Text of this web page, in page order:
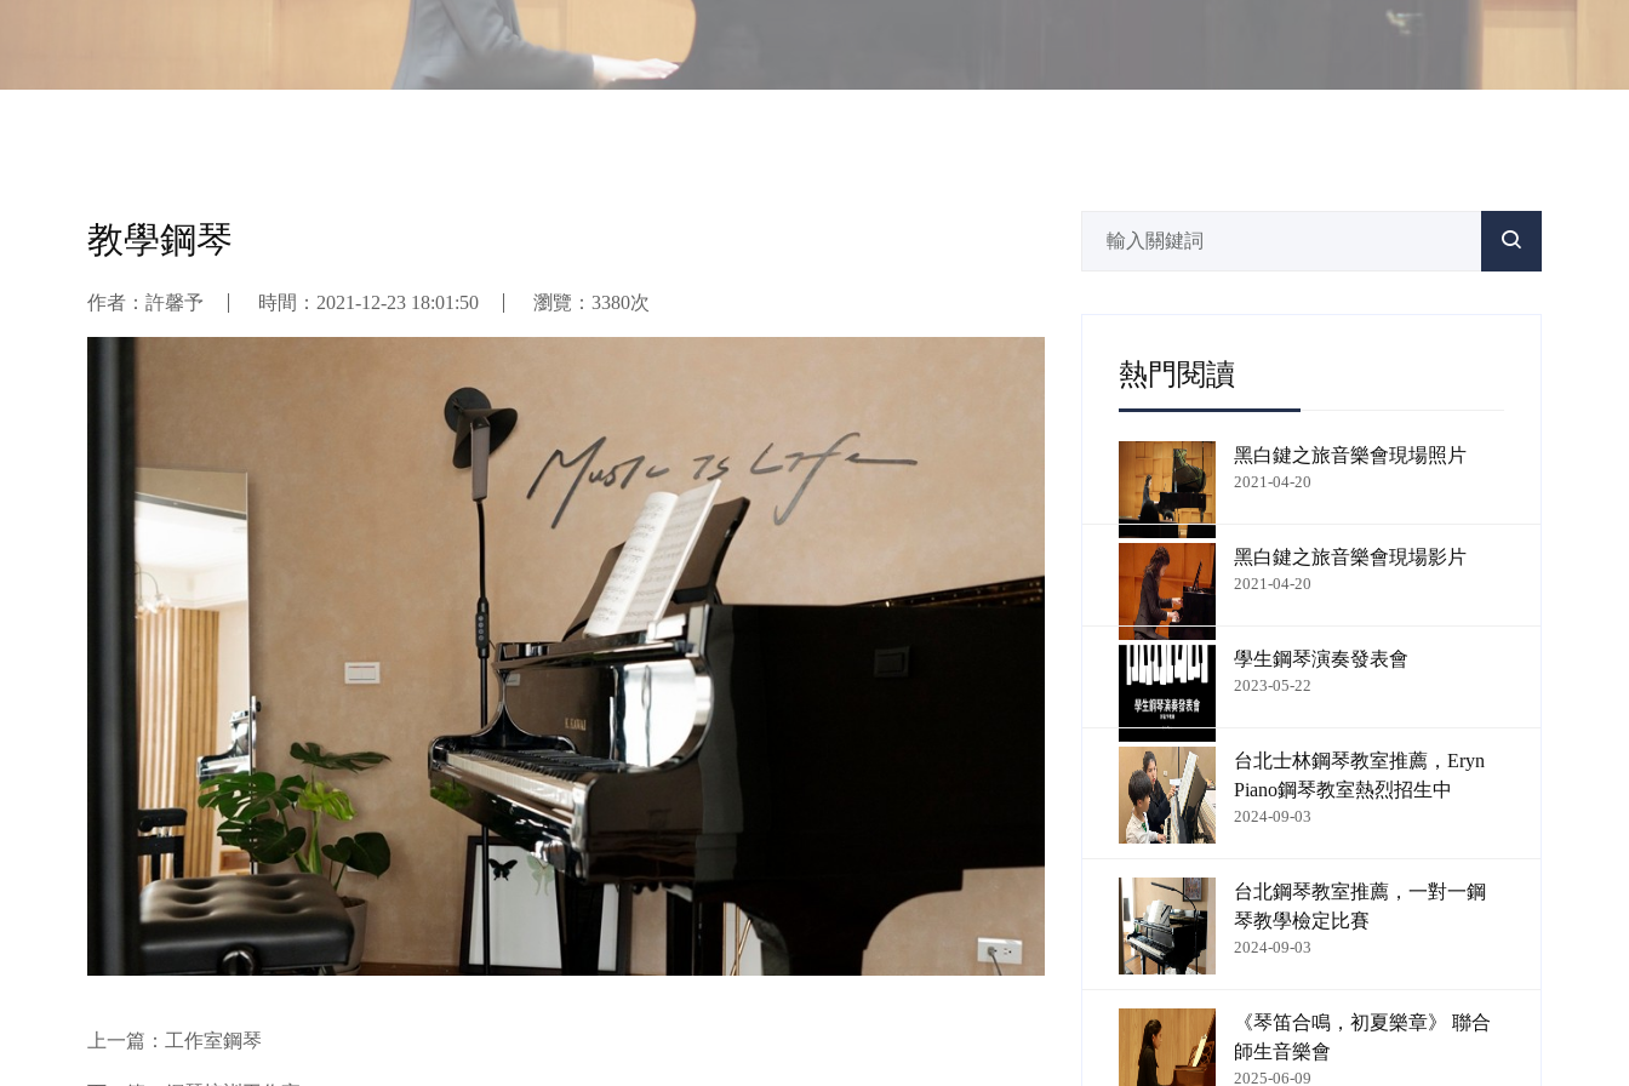
教學鋼琴
作者：許馨予 時間： 2021-12-23 18:01:50 瀏覽：3380次
上一篇： 工作室鋼琴
熱門閱讀
黑白鍵之旅音樂會現場照片
2021-04-20
黑白鍵之旅音樂會現場影片
2021-04-20
學生鋼琴演奏發表會
2023-05-22
台北士林鋼琴教室推薦，Eryn
Piano鋼琴教室熱烈招生中
2024-09-03
台北鋼琴教室推薦，一對一鋼
琴教學檢定比賽
2024-09-03
《琴笛合鳴，初夏樂章》 聯合
師生音樂會
2025-06-09